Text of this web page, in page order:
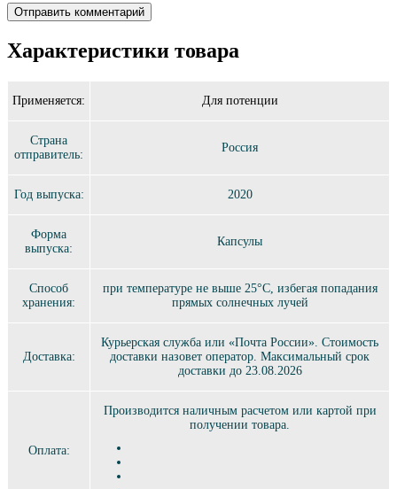
Характеристики товара
Применяется: Для потенции
Страна
отправитель:
Россия
Год выпуска: 2020
Форма
выпуска:
Капсулы
Способ
хранения:
при температуре не выше 25°C, избегая попадания
прямых солнечных лучей
Доставка:
Курьерская служба или «Почта России». Стоимость
доставки назовет оператор. Максимальный срок
доставки до 23.08.2026
Оплата:
Производится наличным расчетом или картой при
получении товара.